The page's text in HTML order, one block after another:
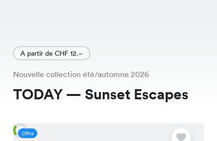
A partir de CHF 12.–
Nouvelle collection été/automne 2026
TODAY — Sunset Escapes
Offre